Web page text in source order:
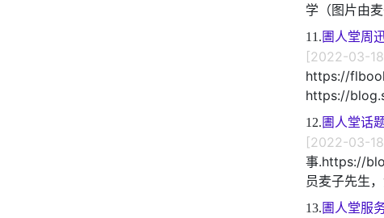
学（图片由麦
11. 圕人堂周
[2022-03-
https://
https://
12. 圕人堂话
[2022-03-
事.https://
员麦子先生
13. 圕人堂服